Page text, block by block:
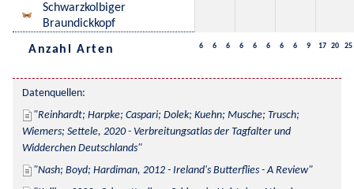
Schwarzkolbiger
Braundickkopf
Anzahl Arten 6 6 6 6 6 6 6 6 9 17 20 25
Datenquellen:
Reinhardt; Harpke; Caspari; Dolek; Kuehn; Musche; Trusch;
Wiemers; Settele, 2020 - Verbreitungsatlas der Tagfalter und
Widderchen Deutschlands
Nash; Boyd; Hardiman, 2012 - Ireland's Butterflies - A Review